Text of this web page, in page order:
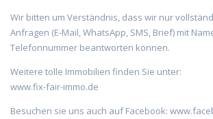
Wir bitten um Verständnis, dass wir nur
Anfragen (E-Mail, WhatsApp, SMS, Brief) mit
Telefonnummer beantworten können.
Weitere tolle Immobilien finden Sie unter:
www.fix-fair-immo.de
Besuchen sie uns auch auf Facebook: